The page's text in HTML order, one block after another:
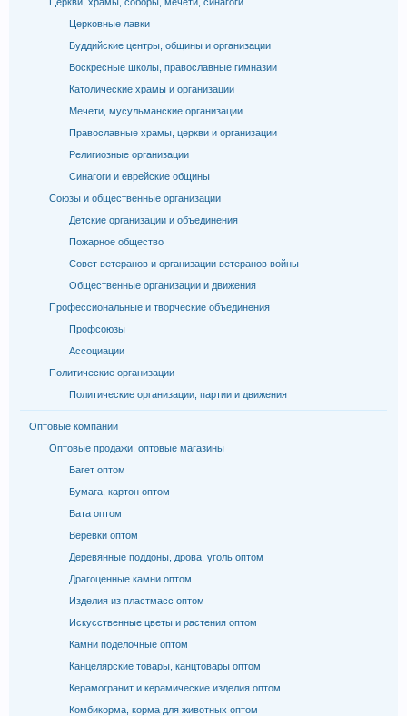
Церковные лавки
Буддийские центры, общины и организации
Воскресные школы, православные гимназии
Католические храмы и организации
Мечети, мусульманские организации
Православные храмы, церкви и организации
Религиозные организации
Синагоги и еврейские общины
Союзы и общественные организации
Детские организации и объединения
Пожарное общество
Совет ветеранов и организации ветеранов войны
Общественные организации и движения
Профессиональные и творческие объединения
Профсоюзы
Ассоциации
Политические организации
Политические организации, партии и движения
Оптовые компании
Оптовые продажи, оптовые магазины
Багет оптом
Бумага, картон оптом
Вата оптом
Веревки оптом
Деревянные поддоны, дрова, уголь оптом
Драгоценные камни оптом
Изделия из пластмасс оптом
Искусственные цветы и растения оптом
Камни поделочные оптом
Канцелярские товары, канцтовары оптом
Керамогранит и керамические изделия оптом
Комбикорма, корма для животных оптом